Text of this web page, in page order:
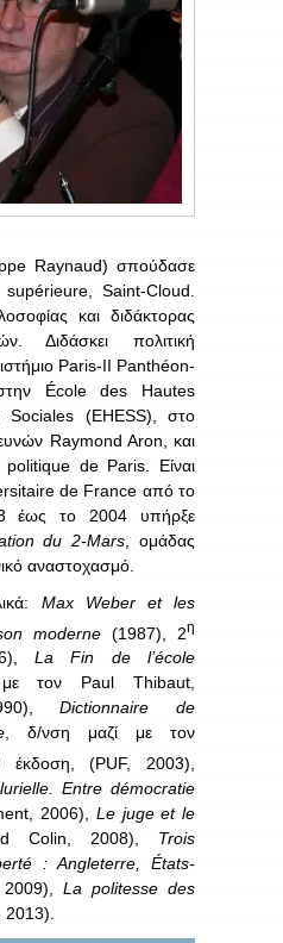
Raynaud) σπούδασε
Saint-Cloud.
και διδάκτορας
Διδάσκει πολιτική
Paris-II Panthéon-
École des Hautes
(EHESS), στο
Raymond Aron, και
de Paris. Είναι
de France από το
έως το 2004 υπήρξε
du 2-Mars , ομάδας
αναστοχασμό.
Max Weber et les
moderne(1987), 2η
La Fin de l’école
τον Paul Thibaut,
Dictionnaire de
, δ/νση μαζί με τον
έκδοση, (PUF, 2003),
Entre démocratie
2006), Le juge et le
Colin, 2008), Trois
: Angleterre, États-
2009), La politesse des
2013).